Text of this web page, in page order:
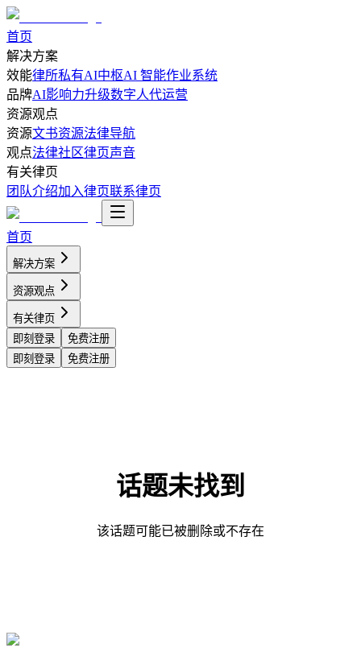
首页
解决方案
效能律所私有AI中枢AI 智能作业系统
品牌AI影响力升级数字人代运营
资源观点
资源文书资源法律导航
观点法律社区律页声音
有关律页
团队介绍加入律页联系律页
首页
解决方案
资源观点
有关律页
即刻登录
免费注册
即刻登录
免费注册
话题未找到
该话题可能已被删除或不存在